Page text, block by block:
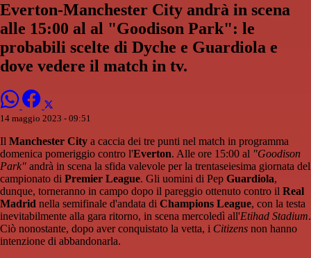
Everton-Manchester City andrà in scena
alle 15:00 al al "Goodison Park": le
probabili scelte di Dyche e Guardiola e
dove vedere il match in tv.
14 maggio 2023 - 09:51
Il Manchester City a caccia dei tre punti nel match in programma
domenica pomeriggio contro l'Everton. Alle ore 15:00 al "Goodison
Park" andrà in scena la sfida valevole per la trentaseiesima giornata del
campionato di Premier League. Gli uomini di Pep Guardiola,
dunque, torneranno in campo dopo il pareggio ottenuto contro il Real
Madrid nella semifinale d'andata di Champions League, con la testa
inevitabilmente alla gara ritorno, in scena mercoledì all'Etihad Stadium.
Ciò nonostante, dopo aver conquistato la vetta, i Citizens non hanno
intenzione di abbandonarla.